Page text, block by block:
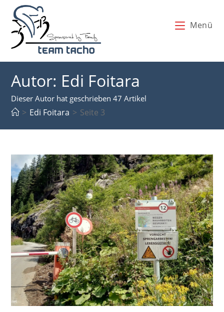
Inhalt
springen
Menü
Autor: Edi Foitara
Dieser Autor hat geschrieben 47 Artikel
> Edi Foitara > Seite 3